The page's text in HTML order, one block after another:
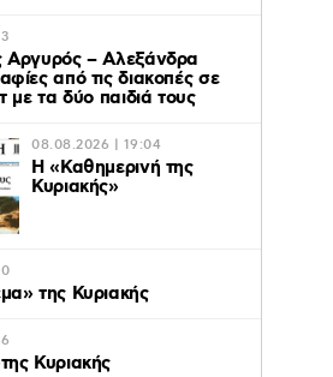
Αργυρός – Αλεξάνδρα
από τις διακοπές σε
με τα δύο παιδιά τους
08.08.2026 | 19:04
H «Καθημερινή της
Κυριακής»
της Κυριακής
Κυριακής